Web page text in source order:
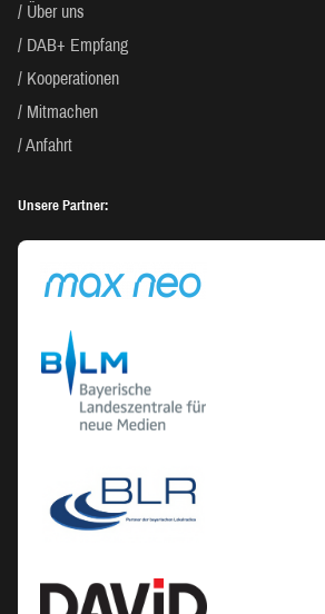
Über uns
DAB+ Empfang
Kooperationen
Mitmachen
Anfahrt
Unsere Partner: